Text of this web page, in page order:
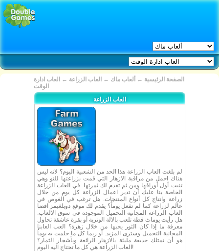
الصفحة الرئيسية ← ألعاب ماك ← العاب الزراعة ←
العاب ادارة
الوقت
العاب الزراعة
لم بلغت العاب الزراعة هذا الحد من الشعبية اليوم؟ لانه ليس
هناك اجمل من مراقبة الازهار التي قمت بزراعتها للتو وهي
تنبت أول أوراقها ومن ثم تقدم لك ثمرتها. في العاب الزراعة
الخاصة بنا عليك أن تدير اعمال الزراعة كل يوم من خلال
زراعة وانتاج كل أنواع المنتجات. هل ترغب في الغوص في
عالم لزراعة كما لم تفعل يوماُ؟ يقدم لك موقع دوبلغيمز افضا
العاب الزراعة المجانية التحميل الموجودة في سوق الالعاب.
هل رأيت يوماث قطة تلعب بالالة الوترية أو بقرة عاشقة تحاول
معرفة ما إذا كان الثور يحبها من خلال زهرة؟ العب العابنا
المجانية التحميل وسترى المزيد. أو ربما كل ما حلمت به يوماُ
هو أن تمتلك حديقة مليئة بالازهار الرائعة وبأشجار الثمار؟
العاب الزراعة هي كل ما تحتاج اليه اليوم!